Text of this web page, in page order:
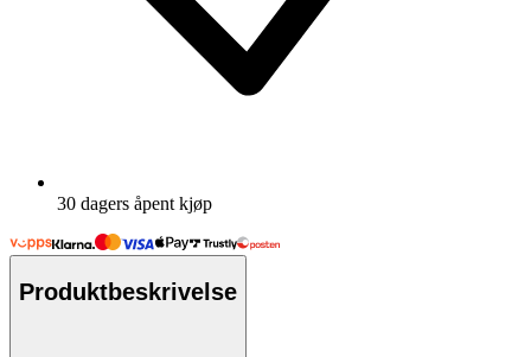
30 dagers åpent kjøp
Produktbeskrivelse